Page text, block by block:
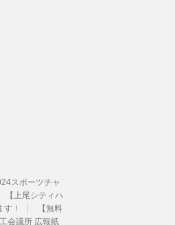
スポーツチャ
【上尾シティハ
！
【無料
会議所 広報紙